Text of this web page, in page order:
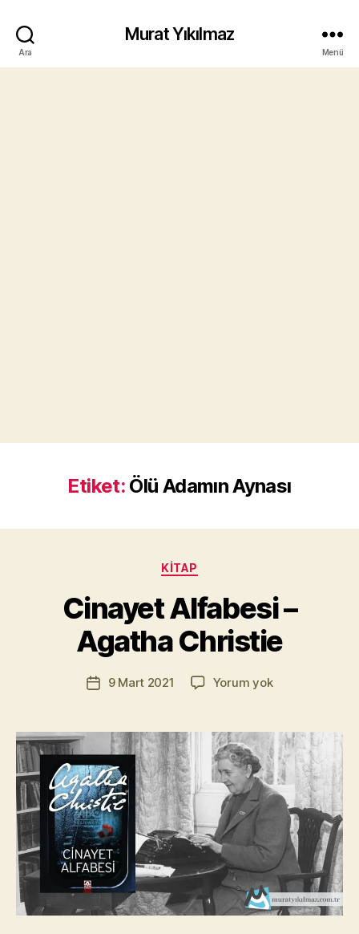
Ara
Murat Yıkılmaz
Menü
Etiket: Ölü Adamın Aynası
Kategoriler
KITAP
Cinayet Alfabesi –
Agatha Christie
Yazının
yazarı
r
u
a
kı
l
m
a
Yazı9 Mart 2021 Yorum yokCinayet
Agatha
Christie